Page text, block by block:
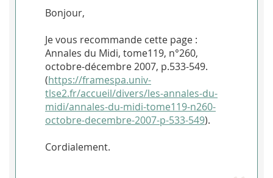
Bonjour,
Je vous recommande cette page :
Annales du Midi, tome119, n°260,
octobre-décembre 2007, p.533-549.
(https://framespa.univ-
tlse2.fr/accueil/divers/les-annales-du-
midi/annales-du-midi-tome119-n260-
octobre-decembre-2007-p-533-549).
Cordialement.